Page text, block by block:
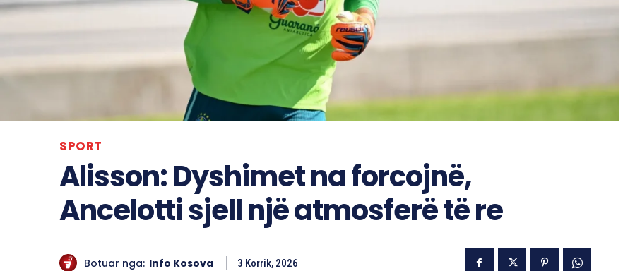
SPORT
Alisson: Dyshimet na forcojnë,
Ancelotti sjell një atmosferë të re
Botuar nga: Info Kosova 3 Korrik, 2026